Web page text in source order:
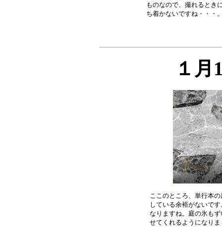
ものなので、撮れるとき
１月
ここのところ、単行本
している余裕がないで
なりますね。庭の氷も
せてくれるようになり